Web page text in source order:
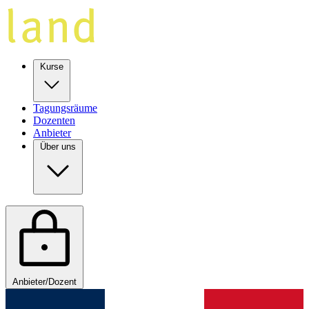
Kurse
Tagungsräume
Dozenten
Anbieter
Über uns
Anbieter/Dozent